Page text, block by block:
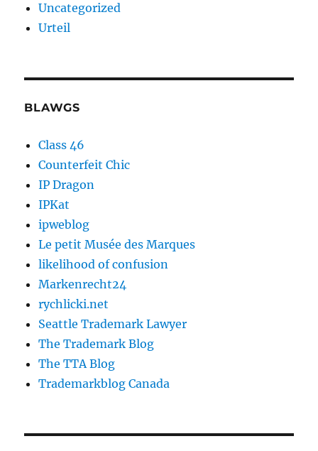
Uncategorized
Urteil
BLAWGS
Class 46
Counterfeit Chic
IP Dragon
IPKat
ipweblog
Le petit Musée des Marques
likelihood of confusion
Markenrecht24
rychlicki.net
Seattle Trademark Lawyer
The Trademark Blog
The TTA Blog
Trademarkblog Canada